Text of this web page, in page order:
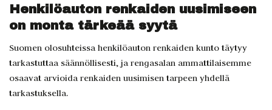
Henkilöauton renkaiden uusimiseen
on monta tärkeää syytä
Suomen olosuhteissa henkilöauton renkaiden kunto täytyy
tarkastuttaa säännöllisesti, ja rengasalan ammattilaisemme
osaavat arvioida renkaiden uusimisen tarpeen yhdellä
tarkastuksella.